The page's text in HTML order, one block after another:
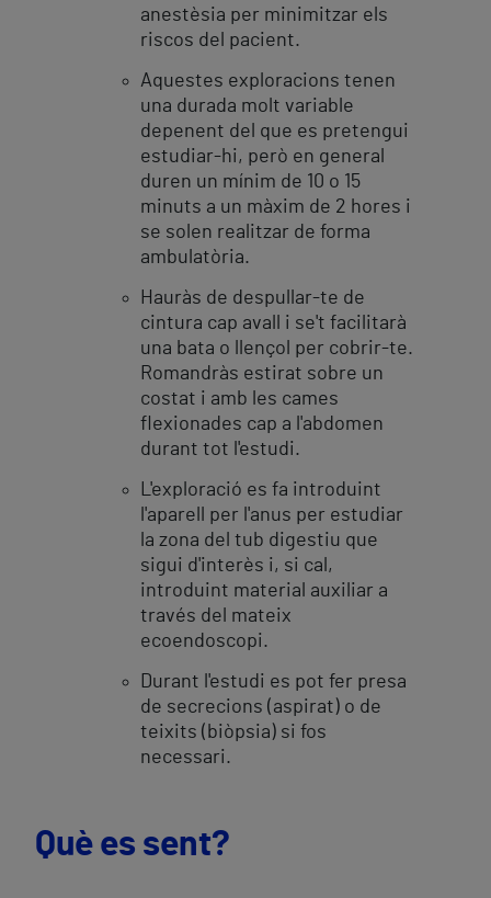
anestèsia per minimitzar els
riscos del pacient.
Aquestes exploracions tenen
una durada molt variable
depenent del que es pretengui
estudiar-hi, però en general
duren un mínim de 10 o 15
minuts a un màxim de 2 hores i
se solen realitzar de forma
ambulatòria.
Hauràs de despullar-te de
cintura cap avall i se't facilitarà
una bata o llençol per cobrir-te.
Romandràs estirat sobre un
costat i amb les cames
flexionades cap a l'abdomen
durant tot l'estudi.
L'exploració es fa introduint
l'aparell per l'anus per estudiar
la zona del tub digestiu que
sigui d'interès i, si cal,
introduint material auxiliar a
través del mateix
ecoendoscopi.
Durant l'estudi es pot fer presa
de secrecions (aspirat) o de
teixits (biòpsia) si fos
necessari.
Què es sent?